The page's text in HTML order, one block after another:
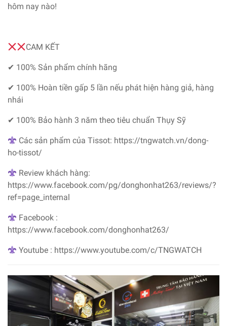
hôm nay nào!
CAM KẾT
✔ 100% Sản phẩm chính hãng
✔ 100% Hoàn tiền gấp 5 lần nếu phát hiện hàng giả, hàng
nhái
✔ 100% Bảo hành 3 năm theo tiêu chuẩn Thụy Sỹ
Các sản phẩm của Tissot: https://tngwatch.vn/dong-
ho-tissot/
Review khách hàng:
https://www.facebook.com/pg/donghonhat263/reviews/?
ref=page_internal
Facebook :
https://www.facebook.com/donghonhat263/
Youtube : https://www.youtube.com/c/TNGWATCH